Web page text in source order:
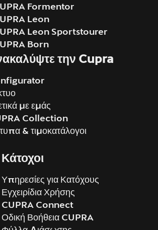
Formentor
Leon
Leon Sportstourer
Born
την Cupra
με εμάς
Collection
& τιμοκατάλογοι
Κάτοχοι
Υπηρεσίες για Κατόχους
Εγχειρίδια Χρήσης
CUPRA Connect
Οδική Βοήθεια CUPRA